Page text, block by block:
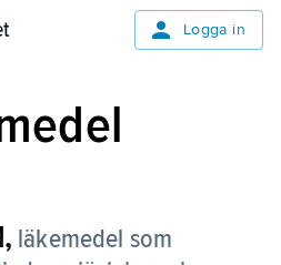
Logga in
läkemedel som